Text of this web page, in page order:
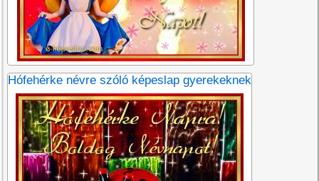
Hófehérke névre szóló képeslap gyerekeknek